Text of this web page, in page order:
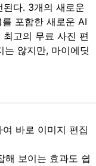
다. 3개의 새로운
포함한 새로운 AI
고의 무료 사진 편
는 않지만, 마이에딧
바로 이미지 편집
해 보이는 효과도 쉽